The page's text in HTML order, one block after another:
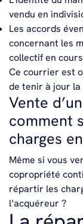
vendu en
Les accords
concernant les
collectif en
Ce courrier est
de tenir à jour la
Vente
comment
charges
Même si vous
copropriété
répartir les
l’acquéreur ?